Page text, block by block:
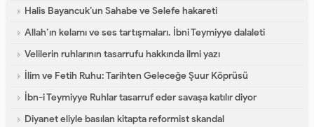
Halis Bayancuk’un Sahabe ve Selefe hakareti
Allah’ın kelamı ve ses tartışmaları. İbni Teymiyye dalaleti
Velilerin ruhlarının tasarrufu hakkında ilmi yazı
İlim ve Fetih Ruhu: Tarihten Geleceğe Şuur Köprüsü
İbn-i Teymiyye Ruhlar tasarruf eder savaşa katılır diyor
Diyanet eliyle basılan kitapta reformist skandal